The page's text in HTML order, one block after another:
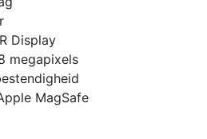
Display
megapixels
MagSafe